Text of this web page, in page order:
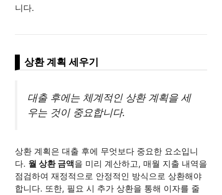
니다.
상환 계획 세우기
대출 후에는 체계적인 상환 계획을 세
우는 것이 중요합니다.
상환 계획은 대출 후에 무엇보다 중요한 요소입니
다. 월 상환 금액을 미리 계산하고, 매월 지출 내역을
점검하여 재정적으로 안정적인 방식으로 상환해야
합니다. 또한, 필요 시 추가 상환을 통해 이자를 줄